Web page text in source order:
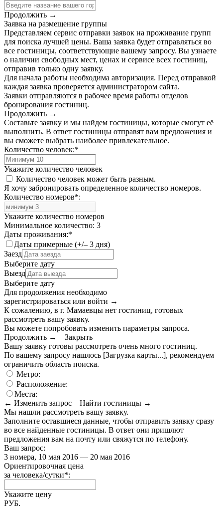
Продолжить →
Заявка на размещение группы
Представляем сервис отправки заявок на проживание групп
для поиска лучшей цены. Ваша заявка будет отправляться во
все гостиницы, соответствующие вашему запросу. Вы узнаете
о наличии свободных мест, ценах и сервисе всех гостиниц,
отправив только одну заявку.
Для начала работы необходима авторизация. Перед отправкой
каждая заявка проверяется администратором сайта.
Заявки отправляются в рабочее время работы отделов
бронирования гостиниц.
Продолжить →
Составьте заявку и мы найдем гостиницы, которые смогут её
выполнить. В ответ гостиницы отправят вам предложения и
вы сможете выбрать наиболее привлекательное.
Количество человек:*
Укажите количество человек
Количество человек может быть разным.
Я хочу забронировать определенное количество номеров.
Количество номеров*:
Укажите количество номеров
Минимальное количество: 3
Даты проживания:*
Даты примерные (+/– 3 дня)
Заезд
Выберите дату
Выезд
Выберите дату
Для продолжения необходимо
зарегистрироваться или войти →
К сожалению, в г. Мамаевцы нет гостиниц, готовых
рассмотреть вашу заявку.
Вы можете попробовать изменить параметры запроса.
Продолжить →
Закрыть
Вашу заявку готовы рассмотреть очень много гостиниц.
По вашему запросу нашлось [Загрузка карты...], рекомендуем
ограничить область поиска.
Метро:
Расположение:
Места:
← Изменить запрос
Найти гостиницы →
Мы нашли рассмотреть вашу заявку.
Заполните оставшиеся данные, чтобы отправить заявку сразу
во все найденные гостиницы. В ответ они пришлют
предложения вам на почту или свяжутся по телефону.
Ваш запрос:
3 номера, 10 мая 2016 — 20 мая 2016
Ориентировочная цена
за человека/сутки*:
Укажите цену
РУБ.